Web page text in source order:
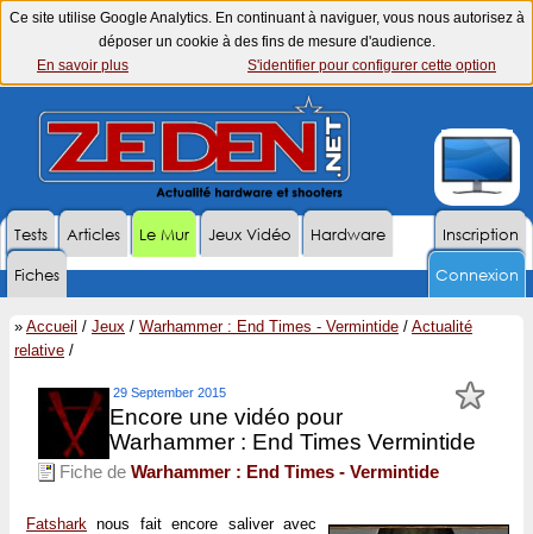
Ce site utilise Google Analytics. En continuant à naviguer, vous nous autorisez à
déposer un cookie à des fins de mesure d'audience.
En savoir plus
S'identifier pour configurer cette option
Inscription
Tests Articles Le Mur Jeux Vidéo
Hardware
Fiches
Connexion
» Accueil / Jeux / Warhammer : End Times - Vermintide / Actualité
relative /
29 September 2015
Encore une vidéo pour
Warhammer : End Times Vermintide
Fiche de Warhammer : End Times - Vermintide
Fatshark nous fait encore saliver avec